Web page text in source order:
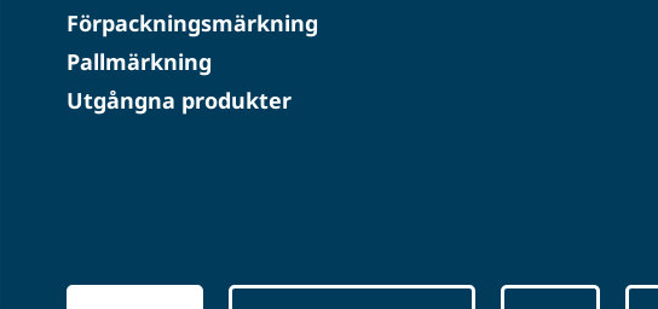
Förpackningsmärkning
Pallmärkning
Utgångna produkter